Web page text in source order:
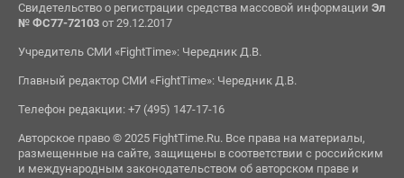
Свидетельство о регистрации средства массовой информации Эл
№ ФС77-72103от 29.12.2017
Учредитель СМИ «FightTime»: Чередник Д.В.
Главный редактор СМИ «FightTime»: Чередник Д.В.
Телефон редакции: +7 (495) 147-17-16
Авторское право © 2025 FightTime.Ru. Все права на материалы,
размещенные на сайте, защищены в соответствии с российским
и международным законодательством об авторском праве и